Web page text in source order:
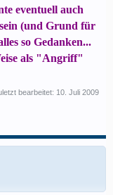
eventuell auch
(und Grund für
so Gedanken...
als "Angriff"
bearbeitet: 10. Juli 2009